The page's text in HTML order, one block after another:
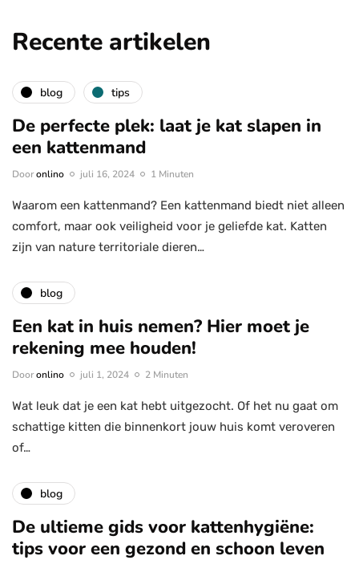
Recente artikelen
blog tips
De perfecte plek: laat je kat slapen in
een kattenmand
Dooronlino juli 16, 2024 1 Minuten
Waarom een kattenmand? Een kattenmand biedt niet alleen
comfort, maar ook veiligheid voor je geliefde kat. Katten
zijn van nature territoriale dieren…
blog
Een kat in huis nemen? Hier moet je
rekening mee houden!
Dooronlino juli 1, 2024 2 Minuten
Wat leuk dat je een kat hebt uitgezocht. Of het nu gaat om
schattige kitten die binnenkort jouw huis komt veroveren
of…
blog
De ultieme gids voor kattenhygiëne:
tips voor een gezond en schoon leven